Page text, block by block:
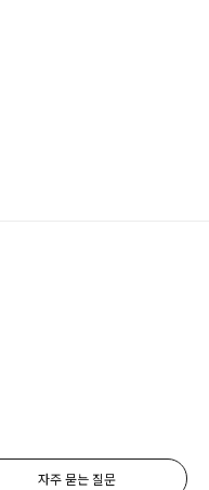
자주 묻는 질문